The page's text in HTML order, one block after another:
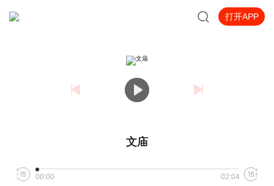
打开APP
文庙
00:00 02:04